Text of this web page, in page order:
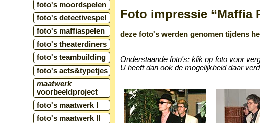
foto's moordspelen
foto's detectivespel
foto's maffiaspelen
foto's theaterdiners
foto's teambuilding
foto's acts&typetjes
maatwerk
voorbeeldproject
foto's maatwerk I
foto's maatwerk II
Foto impressie “Maffia
deze foto's werden genomen tijdens
Onderstaande foto's: klik op foto voor
U heeft dan ook de mogelijkheid daar